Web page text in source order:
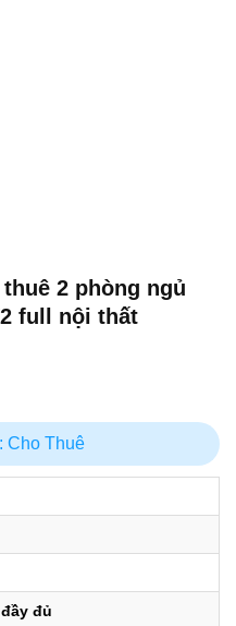
2 phòng ngủ
full nội thất
Cho Thuê
đủ